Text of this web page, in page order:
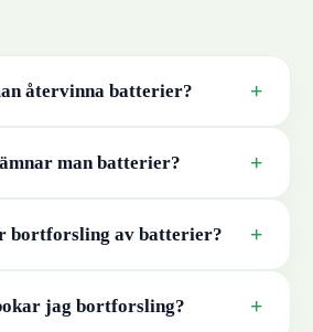
återvinna batterier? +
man batterier? +
bortforsling av batterier? +
jag bortforsling? +